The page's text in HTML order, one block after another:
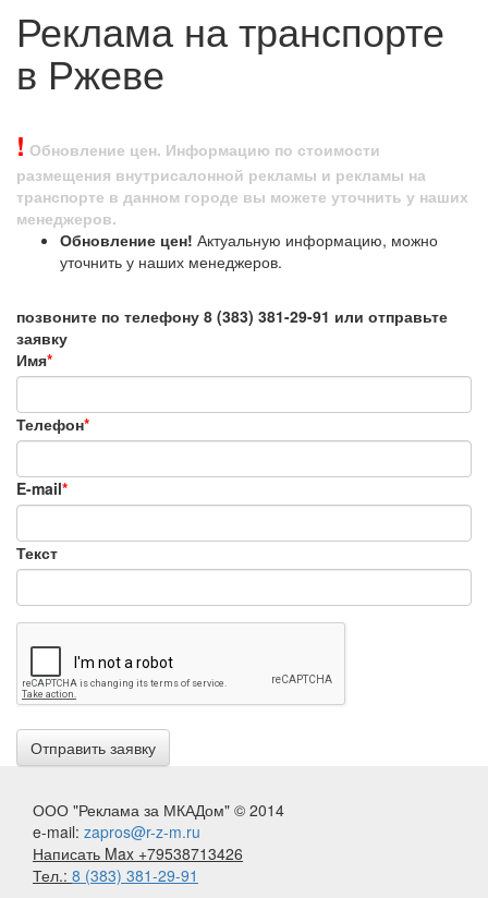
Реклама на транспорте
в Ржеве
! Обновление цен. Информацию по стоимости
размещения внутрисалонной рекламы и рекламы на
транспорте в данном городе вы можете уточнить у наших
менеджеров.
Обновление цен! Актуальную информацию, можно
уточнить у наших менеджеров.
позвоните по телефону 8 (383) 381-29-91 или отправьте
заявку
Имя*
Телефон*
E-mail*
Текст
ООО "Реклама за МКАДом" © 2014
e-mail: zapros@r-z-m.ru
Написать Max +79538713426
Тел.: 8 (383) 381-29-91